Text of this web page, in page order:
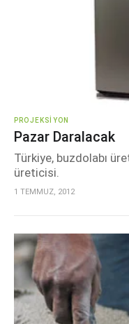
PROJEKSIYON
Pazar Daralacak
Türkiye, buzdolabı
üreticisi.
1 TEMMUZ, 2012